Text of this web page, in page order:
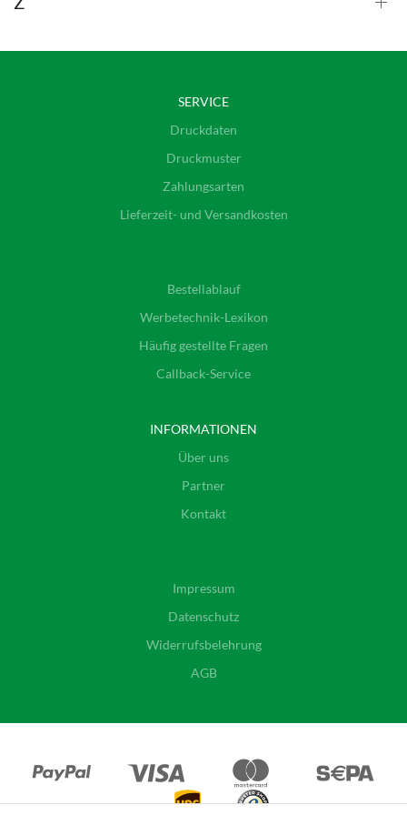
SERVICE
Druckdaten
Druckmuster
Zahlungsarten
Lieferzeit- und Versandkosten
Bestellablauf
Werbetechnik-Lexikon
Häufig gestellte Fragen
Callback-Service
INFORMATIONEN
Über uns
Partner
Kontakt
Impressum
Datenschutz
Widerrufsbelehrung
AGB